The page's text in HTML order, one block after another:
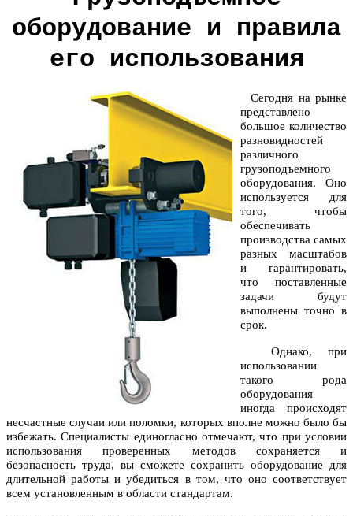
оборудование и правила
его использования
Сегодня на рынке
представлено
большое количество
разновидностей
различного
грузоподъемного
оборудования. Оно
используется для
того, чтобы
обеспечивать
производства самых
разных масштабов
и гарантировать,
что поставленные
задачи будут
выполнены точно в
срок.
Однако, при
использовании
такого рода
оборудования
иногда происходят
несчастные случаи или поломки, которых вполне можно было бы
избежать. Специалисты единогласно отмечают, что при условии
использования проверенных методов сохраняется и
безопасность труда, вы сможете сохранить оборудование для
длительной работы и убедиться в том, что оно соответствует
всем установленным в области стандартам.